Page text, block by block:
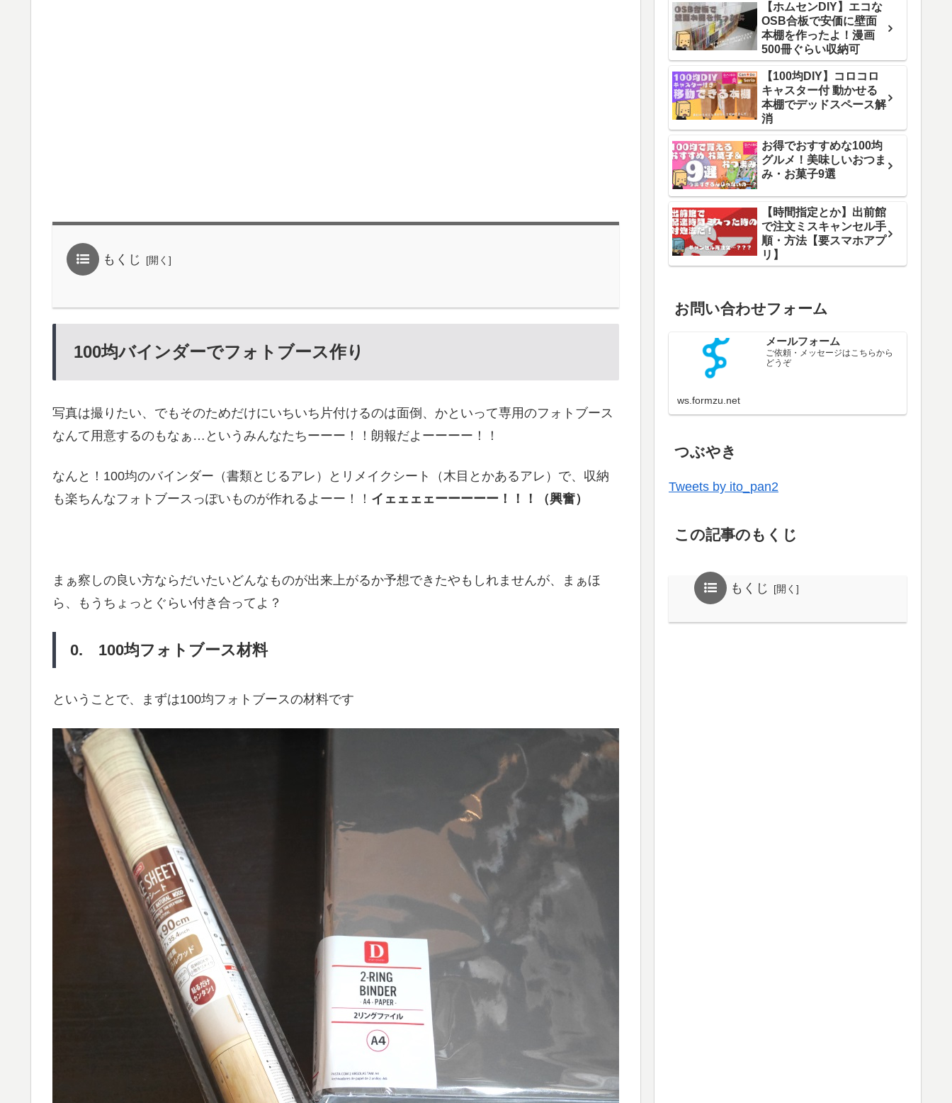
もくじ
100均バインダーでフォトブース作り
写真は撮りたい、でもそのためだけにいちいち片付けるのは面倒、かといって専用のフォトブース
なんて用意するのもなぁ…というみんなたちーーー！！朗報だよーーーー！！
なんと！100均のバインダー（書類とじるアレ）とリメイクシート（木目とかあるアレ）で、収納
も楽ちんなフォトブースっぽいものが作れるよーー！！ イェェェェーーーーー！！！（興奮）
まぁ察しの良い方ならだいたいどんなものが出来上がるか予想できたやもしれませんが、まぁほ
ら、もうちょっとぐらい付き合ってよ？
0. 100均フォトブース材料
ということで、まずは100均フォトブースの材料です
【ホムセンDIY】エコな
OSB合板で安価に壁面
本棚を作ったよ！漫画
500冊ぐらい収納可
【100均DIY】コロコロ
キャスター付 動かせる
本棚でデッドスペース解
消
お得でおすすめな100均
グルメ！美味しいおつま
み・お菓子9選
【時間指定とか】出前館
で注文ミスキャンセル手
順・方法【要スマホアプ
リ】
お問い合わせフォーム
メールフォーム
ご依頼・メッセージはこちらから
どうぞ
ws.formzu.net
つぶやき
Tweets by ito_pan2
この記事のもくじ
もくじ